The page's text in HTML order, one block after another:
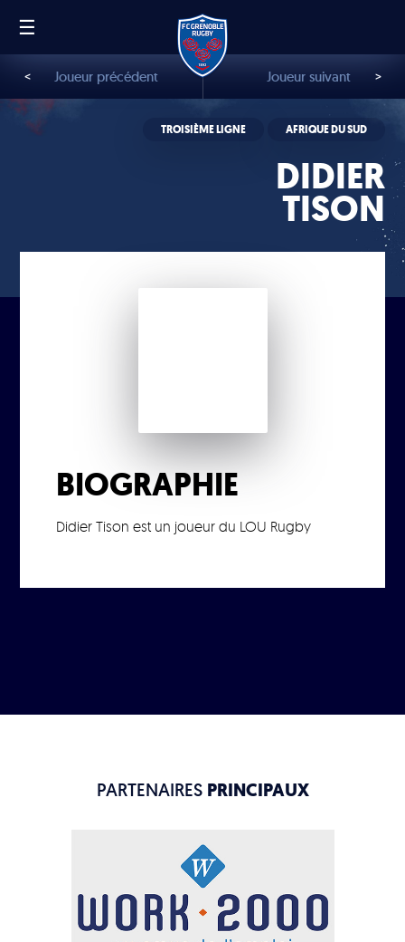
☰
TROISIÈME LIGNE AFRIQUE DU SUD
DIDIER
TISON
< Joueur précédent Joueur suivant >
BIOGRAPHIE
Didier Tison est un joueur du LOU Rugby
PARTENAIRES PRINCIPAUX